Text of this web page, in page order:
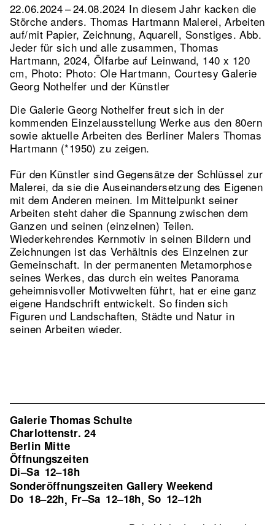
22.06.2024 – 24.08.2024 In diesem Jahr kacken die
Störche anders. Thomas Hartmann Malerei, Arbeiten
auf/mit Papier, Zeichnung, Aquarell, Sonstiges.Abb.
Jeder für sich und alle zusammen, Thomas
Hartmann, 2024, Ölfarbe auf Leinwand, 140 x 120
cm, Photo: Photo: Ole Hartmann, Courtesy Galerie
Georg Nothelfer und der Künstler
Die Galerie Georg Nothelfer freut sich in der
kommenden Einzelausstellung Werke aus den 80ern
sowie aktuelle Arbeiten des Berliner Malers Thomas
Hartmann (*1950) zu zeigen.
Für den Künstler sind Gegensätze der Schlüssel zur
Malerei, da sie die Auseinandersetzung des Eigenen
mit dem Anderen meinen. Im Mittelpunkt seiner
Arbeiten steht daher die Spannung zwischen dem
Ganzen und seinen (einzelnen) Teilen.
Wiederkehrendes Kernmotiv in seinen Bildern und
Zeichnungen ist das Verhältnis des Einzelnen zur
Gemeinschaft. In der permanenten Metamorphose
seines Werkes, das durch ein weites Panorama
geheimnisvoller Motivwelten führt, hat er eine ganz
eigene Handschrift entwickelt. So finden sich
Figuren und Landschaften, Städte und Natur in
seinen Arbeiten wieder.
Galerie Thomas Schulte
Charlottenstr. 24
Berlin Mitte
Öffnungszeiten
Di–Sa 12–18h
Sonderöffnungszeiten Gallery Weekend
Do 18–22h, Fr–Sa 12–18h, So 12–12h